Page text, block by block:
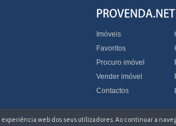
Imóveis
Favoritos
Procuro imóvel
Vender imóvel
Contactos
web dos seus utilizadores. Ao continuar a